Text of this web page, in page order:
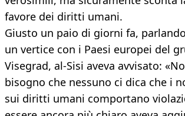
favore dei diritti umani.
Giusto un paio di giorni fa,
un vertice con i Paesi europei del
Visegrad, al-Sisi aveva avvisato:
bisogno che nessuno ci dica che i
sui diritti umani comportano